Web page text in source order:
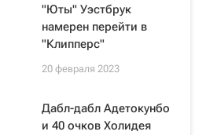
"Юты" Уэстбрук
намерен перейти в
"Клипперс"
20 февраля 2023
Дабл-дабл Адетокунбо
и 40 очков Холидея